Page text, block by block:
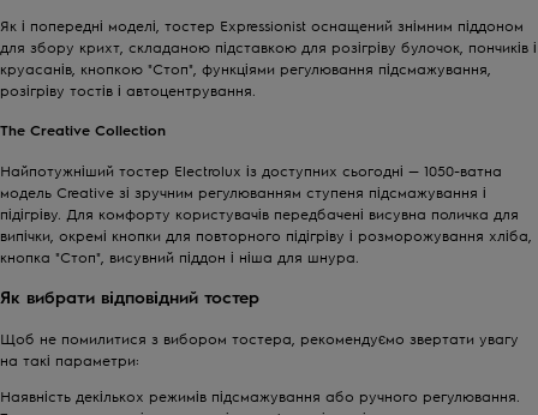
Як і попередні моделі, тостер Expressionist оснащений знімним піддоном
для збору крихт, складаною підставкою для розігріву булочок, пончиків і
круасанів, кнопкою "Стоп", функціями регулювання підсмажування,
розігріву тостів і автоцентрування.
The Creative Collection
Найпотужніший тостер Electrolux із доступних сьогодні — 1050-ватна
модель Creative зі зручним регулюванням ступеня підсмажування і
підігріву. Для комфорту користувачів передбачені висувна поличка для
випічки, окремі кнопки для повторного підігріву і розморожування хліба,
кнопка "Стоп", висувний піддон і ніша для шнура.
Як вибрати відповідний тостер
Щоб не помилитися з вибором тостера, рекомендуємо звертати увагу
на такі параметри:
Наявність декількох режимів підсмажування або ручного регулювання.